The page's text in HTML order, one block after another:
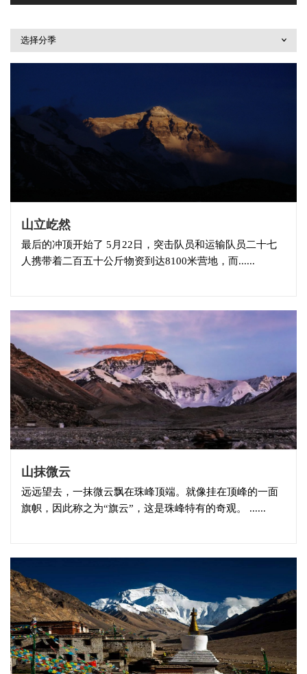
选择分季
山立屹然
最后的冲顶开始了 5月22日，突击队员和运输队员二十七
人携带着二百五十公斤物资到达8100米营地，而......
山抹微云
远远望去，一抹微云飘在珠峰顶端。就像挂在顶峰的一面
旗帜，因此称之为“旗云”，这是珠峰特有的奇观。 ......